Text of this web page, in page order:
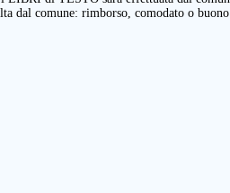
dal comune: rimborso, comodato o